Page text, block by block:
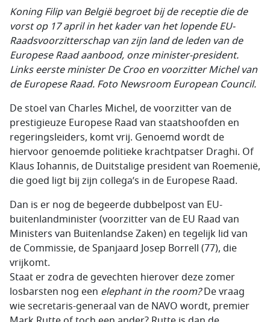
Koning Filip van België begroet bij de receptie die de
vorst op 17 april in het kader van het lopende EU-
Raadsvoorzitterschap van zijn land de leden van de
Europese Raad aanbood, onze minister-president.
Links eerste minister De Croo en voorzitter Michel van
de Europese Raad. Foto Newsroom European Council.
De stoel van Charles Michel, de voorzitter van de
prestigieuze Europese Raad van staatshoofden en
regeringsleiders, komt vrij. Genoemd wordt de
hiervoor genoemde politieke krachtpatser Draghi. Of
Klaus Iohannis, de Duitstalige president van Roemenië,
die goed ligt bij zijn collega’s in de Europese Raad.
Dan is er nog de begeerde dubbelpost van EU-
buitenlandminister (voorzitter van de EU Raad van
Ministers van Buitenlandse Zaken) en tegelijk lid van
de Commissie, de Spanjaard Josep Borrell (77), die
vrijkomt.
Staat er zodra de gevechten hierover deze zomer
losbarsten nog een elephant in the room?De vraag
wie secretaris-generaal van de NAVO wordt, premier